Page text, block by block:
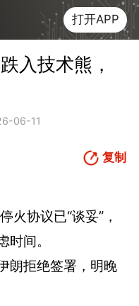
打开APP
入技术熊，
06-11
复制
火协议已“谈妥”，
间。
朗拒绝签署，明晚